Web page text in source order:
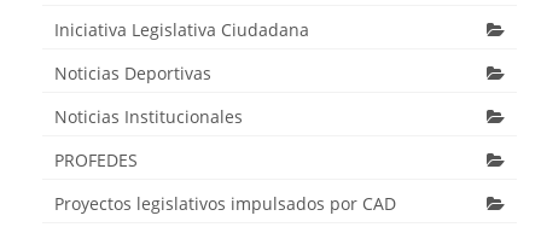
Iniciativa Legislativa Ciudadana
Noticias Deportivas
Noticias Institucionales
PROFEDES
Proyectos legislativos impulsados por CAD